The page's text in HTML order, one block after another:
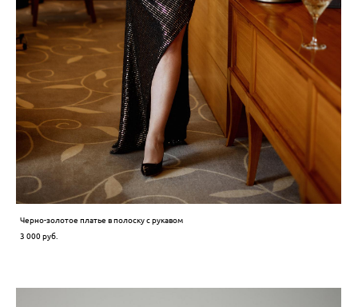
Черно-золотое платье в полоску с рукавом
3 000 pуб.